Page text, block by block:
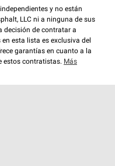
y no están
LLC ni a ninguna de sus
decisión de contratar a
esta lista es exclusiva del
garantías en cuanto a la
estos contratistas. Más